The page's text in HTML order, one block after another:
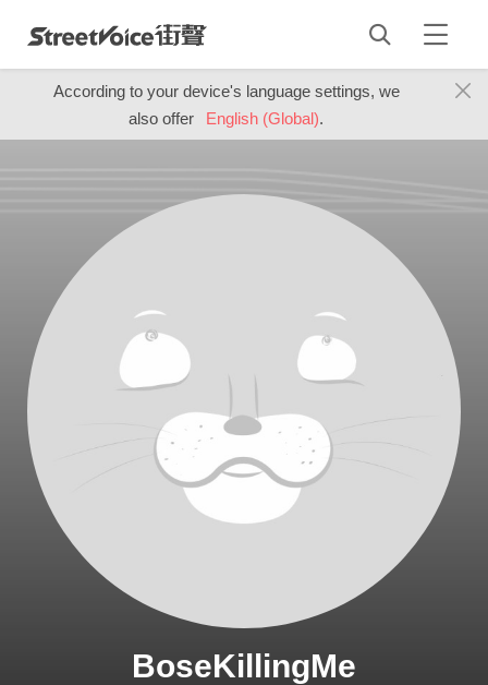
According to your device's language settings, we
also offer
English (Global).
BoseKillingMe